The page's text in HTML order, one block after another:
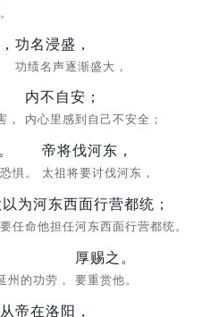
功名浸盛，
功绩名声逐渐盛大，
，
内不自安；
内心里感到自己不安全；
惧。
帝将伐河东，
太祖将要讨伐河东，
为河东西面行营都统；
任命他担任河东西面行营都统。
州的功劳，
厚赐之。
要重赏他。
帝在洛阳，